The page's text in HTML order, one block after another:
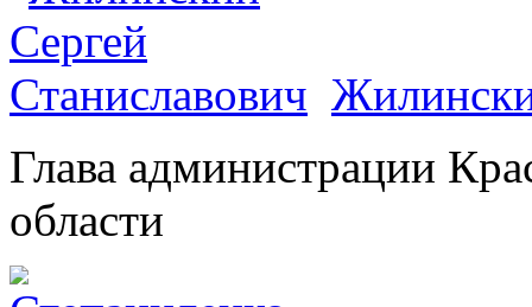
Глава администрации
области